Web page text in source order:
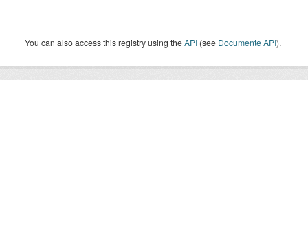
You can also access this registry using theAPI (see Documente API).